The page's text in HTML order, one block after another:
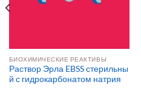
БИОХИМИЧЕСКИЕ РЕАКТИВЫ
Раствор Эрла EBSS стерильны
й с гидрокарбонатом натрия